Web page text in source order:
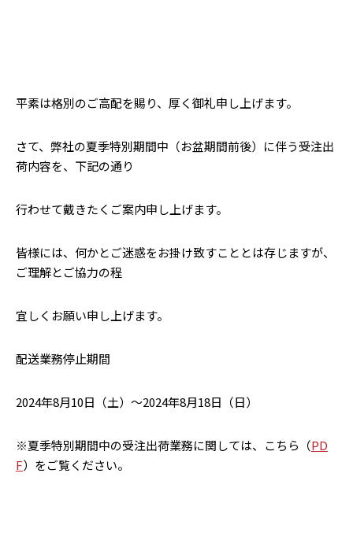
平素は格別のご高配を賜り、厚く御礼申し上げます。
さて、弊社の夏季特別期間中（お盆期間前後）に伴う受注出
荷内容を、下記の通り
行わせて戴きたくご案内申し上げます。
皆様には、何かとご迷惑をお掛け致すこととは存じますが、
ご理解とご協力の程
宜しくお願い申し上げます。
配送業務停止期間
2024年8月10日（土）～2024年8月18日（日）
※夏季特別期間中の受注出荷業務に関しては、こちら（PD
F）をご覧ください。